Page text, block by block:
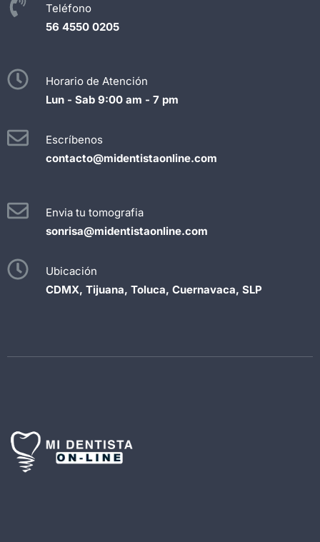
Teléfono
56 4550 0205
Horario de Atención
Lun - Sab 9:00 am - 7 pm
Escríbenos
contacto@midentistaonline.com
Envia tu tomografia
sonrisa@midentistaonline.com
Ubicación
CDMX, Tijuana, Toluca, Cuernavaca, SLP